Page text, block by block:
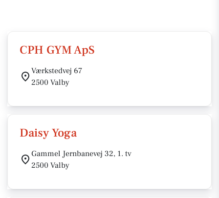
CPH GYM ApS
Værkstedvej 67
2500 Valby
Daisy Yoga
Gammel Jernbanevej 32, 1. tv
2500 Valby